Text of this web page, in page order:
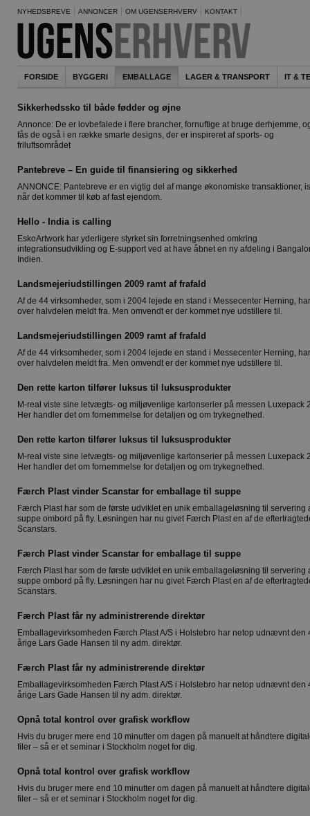
NYHEDSBREVE ANNONCER OM UGENSERHVERV KONTAKT
FORSIDE BYGGERI EMBALLAGE LAGER & TRANSPORT IT &
Sikkerhedssko til både fødder og øjne
Annonce: De er lovbefalede i flere brancher, fornuftige at bruge derhjemme,
fås de også i en række smarte designs, der er inspireret af sports- og
friluftsområdet
Pantebreve – En guide til finansiering og sikkerhed
ANNONCE: Pantebreve er en vigtig del af mange økonomiske transaktioner,
når det kommer til køb af fast ejendom.
Hello - India is calling
EskoArtwork har yderligere styrket sin forretningsenhed omkring
integrationsudvikling og E-support ved at have åbnet en ny afdeling i
Indien.
Landsmejeriudstillingen 2009 ramt af frafald
Af de 44 virksomheder, som i 2004 lejede en stand i Messecenter Herning, har
over halvdelen meldt fra. Men omvendt er der kommet nye udstillere til.
Landsmejeriudstillingen 2009 ramt af frafald
Af de 44 virksomheder, som i 2004 lejede en stand i Messecenter Herning, har
over halvdelen meldt fra. Men omvendt er der kommet nye udstillere til.
Den rette karton tilfører luksus til luksusprodukter
M-real viste sine letvægts- og miljøvenlige kartonserier på messen Luxepack
Her handler det om fornemmelse for detaljen og om trykegnethed.
Den rette karton tilfører luksus til luksusprodukter
M-real viste sine letvægts- og miljøvenlige kartonserier på messen Luxepack
Her handler det om fornemmelse for detaljen og om trykegnethed.
Færch Plast vinder Scanstar for emballage til suppe
Færch Plast har som de første udviklet en unik emballageløsning til servering
suppe ombord på fly. Løsningen har nu givet Færch Plast en af de
Scanstars.
Færch Plast vinder Scanstar for emballage til suppe
Færch Plast har som de første udviklet en unik emballageløsning til servering
suppe ombord på fly. Løsningen har nu givet Færch Plast en af de
Scanstars.
Færch Plast får ny administrerende direktør
Emballagevirksomheden Færch Plast A/S i Holstebro har netop udnævnt den
årige Lars Gade Hansen til ny adm. direktør.
Færch Plast får ny administrerende direktør
Emballagevirksomheden Færch Plast A/S i Holstebro har netop udnævnt den
årige Lars Gade Hansen til ny adm. direktør.
Opnå total kontrol over grafisk workflow
Hvis du bruger mere end 10 minutter om dagen på manuelt at håndtere
filer – så er et seminar i Stockholm noget for dig.
Opnå total kontrol over grafisk workflow
Hvis du bruger mere end 10 minutter om dagen på manuelt at håndtere
filer – så er et seminar i Stockholm noget for dig.